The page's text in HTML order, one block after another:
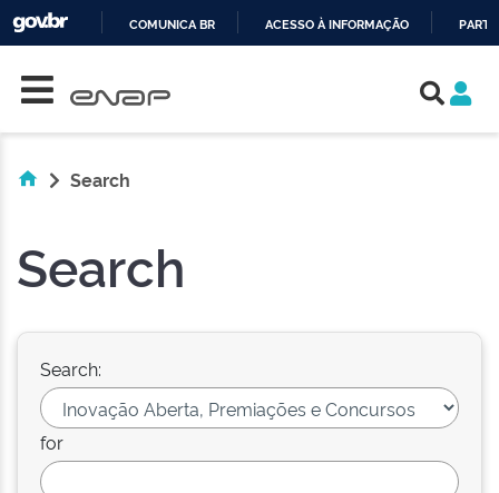
COMUNICA BR ACESSO À INFORMAÇÃO
Search
Search
Search:
for